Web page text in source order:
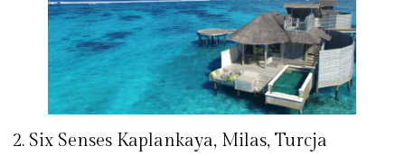
2. Six Senses Kaplankaya, Milas, Turcja